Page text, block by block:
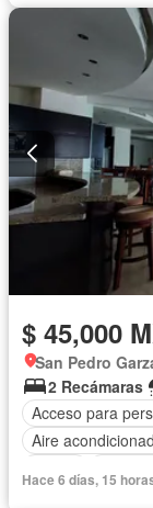
$ 45,000
San Pedro
2 Recámaras
Acceso para
Aire
Hace 6 días, 15